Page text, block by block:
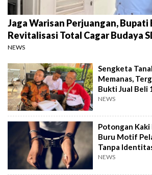
Jaga Warisan Perjuangan, Bupati
Revitalisasi Total Cagar Budaya
NEWS
Sengketa
Memanas,
Bukti Jual Beli
NEWS
Potongan Kaki
Buru Motif
Tanpa
NEWS